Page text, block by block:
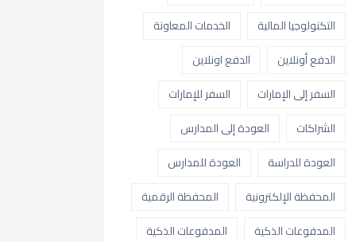
التكنولوجيا المالية
الخدمات المعاونة
الدفع أونلاين
الدفع اونلاين
السفر إلى الإمارات
السفر للإمارات
الشراكات
العودة إلى المدارس
العودة للدراسة
العودة للمدارس
المحفظة الإلكترونية
المحفظة الرقمية
المدفوعات الذكية
المدفوعات الذكية